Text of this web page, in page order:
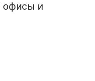
офисы и